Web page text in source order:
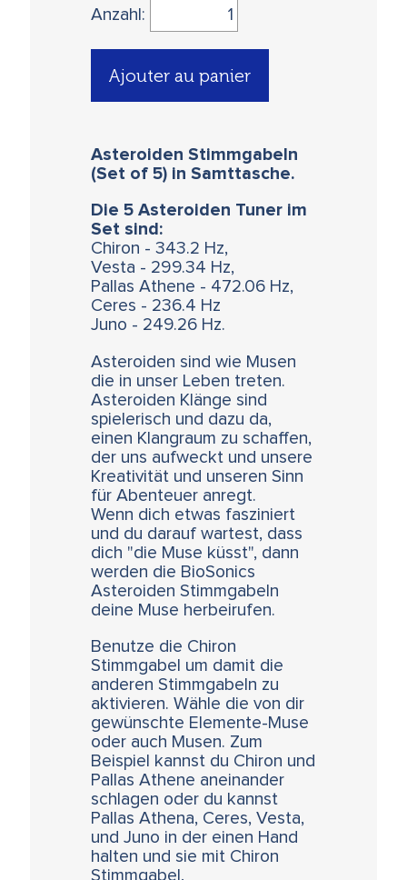
Anzahl:
Ajouter au panier
Asteroiden Stimmgabeln
(Set of 5) in Samttasche.
Die 5 Asteroiden Tuner im
Set sind:
Chiron - 343.2 Hz,
Vesta - 299.34 Hz,
Pallas Athene - 472.06 Hz,
Ceres - 236.4 Hz
Juno - 249.26 Hz.
Asteroiden sind wie Musen
die in unser Leben treten.
Asteroiden Klänge sind
spielerisch und dazu da,
einen Klangraum zu schaffen,
der uns aufweckt und unsere
Kreativität und unseren Sinn
für Abenteuer anregt.
Wenn dich etwas fasziniert
und du darauf wartest, dass
dich "die Muse küsst", dann
werden die BioSonics
Asteroiden Stimmgabeln
deine Muse herbeirufen.
Benutze die Chiron
Stimmgabel um damit die
anderen Stimmgabeln zu
aktivieren. Wähle die von dir
gewünschte Elemente-Muse
oder auch Musen. Zum
Beispiel kannst du Chiron und
Pallas Athene aneinander
schlagen oder du kannst
Pallas Athena, Ceres, Vesta,
und Juno in der einen Hand
halten und sie mit Chiron
Stimmgabel,